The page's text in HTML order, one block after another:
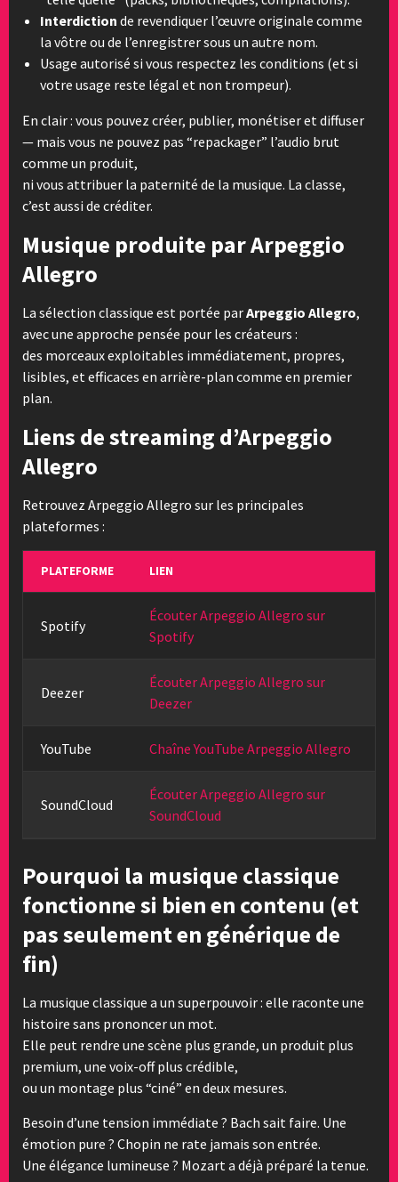
Interdiction de revendiquer l’œuvre originale comme
la vôtre ou de l’enregistrer sous un autre nom.
Usage autorisé si vous respectez les conditions (et si
votre usage reste légal et non trompeur).
En clair : vous pouvez créer, publier, monétiser et diffuser
— mais vous ne pouvez pas “repackager” l’audio brut
comme un produit,
ni vous attribuer la paternité de la musique. La classe,
c’est aussi de créditer.
Musique produite par Arpeggio
Allegro
La sélection classique est portée parArpeggio Allegro,
avec une approche pensée pour les créateurs :
des morceaux exploitables immédiatement, propres,
lisibles, et efficaces en arrière-plan comme en premier
plan.
Liens de streaming d’Arpeggio
Allegro
Retrouvez Arpeggio Allegro sur les principales
plateformes :
PLATEFORME LIEN
Spotify
Écouter Arpeggio Allegro sur
Spotify
Deezer
Écouter Arpeggio Allegro sur
Deezer
YouTube Chaîne YouTube Arpeggio Allegro
SoundCloud
Écouter Arpeggio Allegro sur
SoundCloud
Pourquoi la musique classique
fonctionne si bien en contenu (et
pas seulement en générique de
fin)
La musique classique a un superpouvoir : elle raconte une
histoire sans prononcer un mot.
Elle peut rendre une scène plus grande, un produit plus
premium, une voix-off plus crédible,
ou un montage plus “ciné” en deux mesures.
Besoin d’une tension immédiate ? Bach sait faire. Une
émotion pure ? Chopin ne rate jamais son entrée.
Une élégance lumineuse ? Mozart a déjà préparé la tenue.